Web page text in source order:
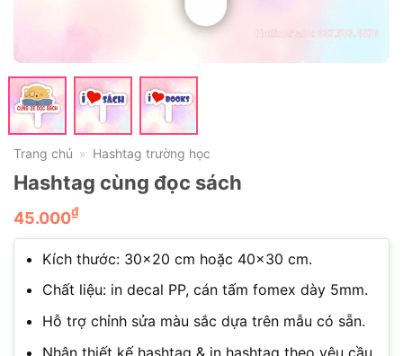
Trang chủ » Hashtag trường học
Hashtag cùng đọc sách
45.000₫
Kích thước: 30×20 cm hoặc 40×30 cm.
Chất liệu: in decal PP, cán tấm fomex dày 5mm.
Hỗ trợ chỉnh sửa màu sắc dựa trên mẫu có sẵn.
Nhận thiết kế hashtag & in hashtag theo yêu cầu.